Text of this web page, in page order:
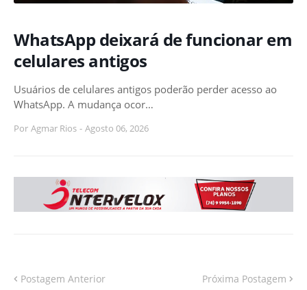
WhatsApp deixará de funcionar em
celulares antigos
Usuários de celulares antigos poderão perder acesso ao
WhatsApp. A mudança ocor…
Por Agmar Rios - Agosto 06, 2026
Postagem Anterior Próxima Postagem